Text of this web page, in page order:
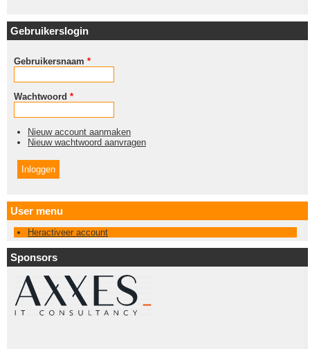
Gebruikerslogin
Gebruikersnaam *
Wachtwoord *
Nieuw account aanmaken
Nieuw wachtwoord aanvragen
User menu
Heractiveer account
Sponsors